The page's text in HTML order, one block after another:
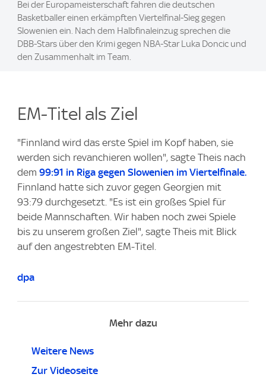
Bei der Europameisterschaft fahren die deutschen
Basketballer einen erkämpften Viertelfinal-Sieg gegen
Slowenien ein. Nach dem Halbfinaleinzug sprechen die
DBB-Stars über den Krimi gegen NBA-Star Luka Doncic und
den Zusammenhalt im Team.
EM-Titel als Ziel
"Finnland wird das erste Spiel im Kopf haben, sie
werden sich revanchieren wollen", sagte Theis nach
dem 99:91 in Riga gegen Slowenien im Viertelfinale.
Finnland hatte sich zuvor gegen Georgien mit
93:79 durchgesetzt. "Es ist ein großes Spiel für
beide Mannschaften. Wir haben noch zwei Spiele
bis zu unserem großen Ziel", sagte Theis mit Blick
auf den angestrebten EM-Titel.
dpa
Mehr dazu
Weitere News
Zur Videoseite